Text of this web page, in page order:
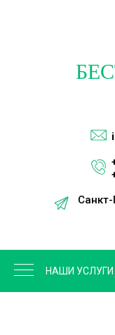
Санкт-
НАШИ УСЛУГИ